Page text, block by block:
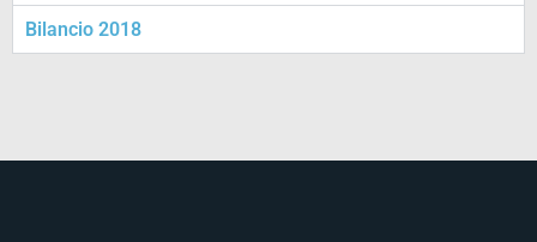
Bilancio 2018